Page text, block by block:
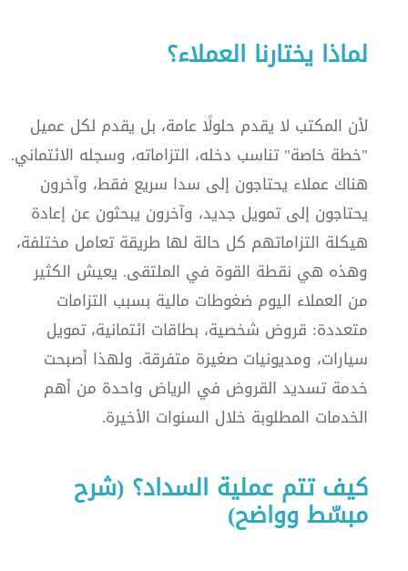
لماذا يختارنا العملاء؟
لأن المكتب لا يقدم حلولًا عامة، بل يقدم لكل عميل
"خطة خاصة" تناسب دخله، التزاماته، وسجله الائتماني.
هناك عملاء يحتاجون إلى سدا سريع فقط، وآخرون
يحتاجون إلى تمويل جديد، وآخرون يبحثون عن إعادة
هيكلة التزاماتهم كل حالة لها طريقة تعامل مختلفة،
وهذه هي نقطة القوة في الملتقى. يعيش الكثير
من العملاء اليوم ضغوطات مالية بسبب التزامات
متعددة: قروض شخصية، بطاقات ائتمانية، تمويل
سيارات، ومديونيات صغيرة متفرقة. ولهذا أصبحت
خدمة تسديد القروض في الرياض واحدة من أهم
الخدمات المطلوبة خلال السنوات الأخيرة.
كيف تتم عملية السداد؟ (شرح
مبسّط وواضح)